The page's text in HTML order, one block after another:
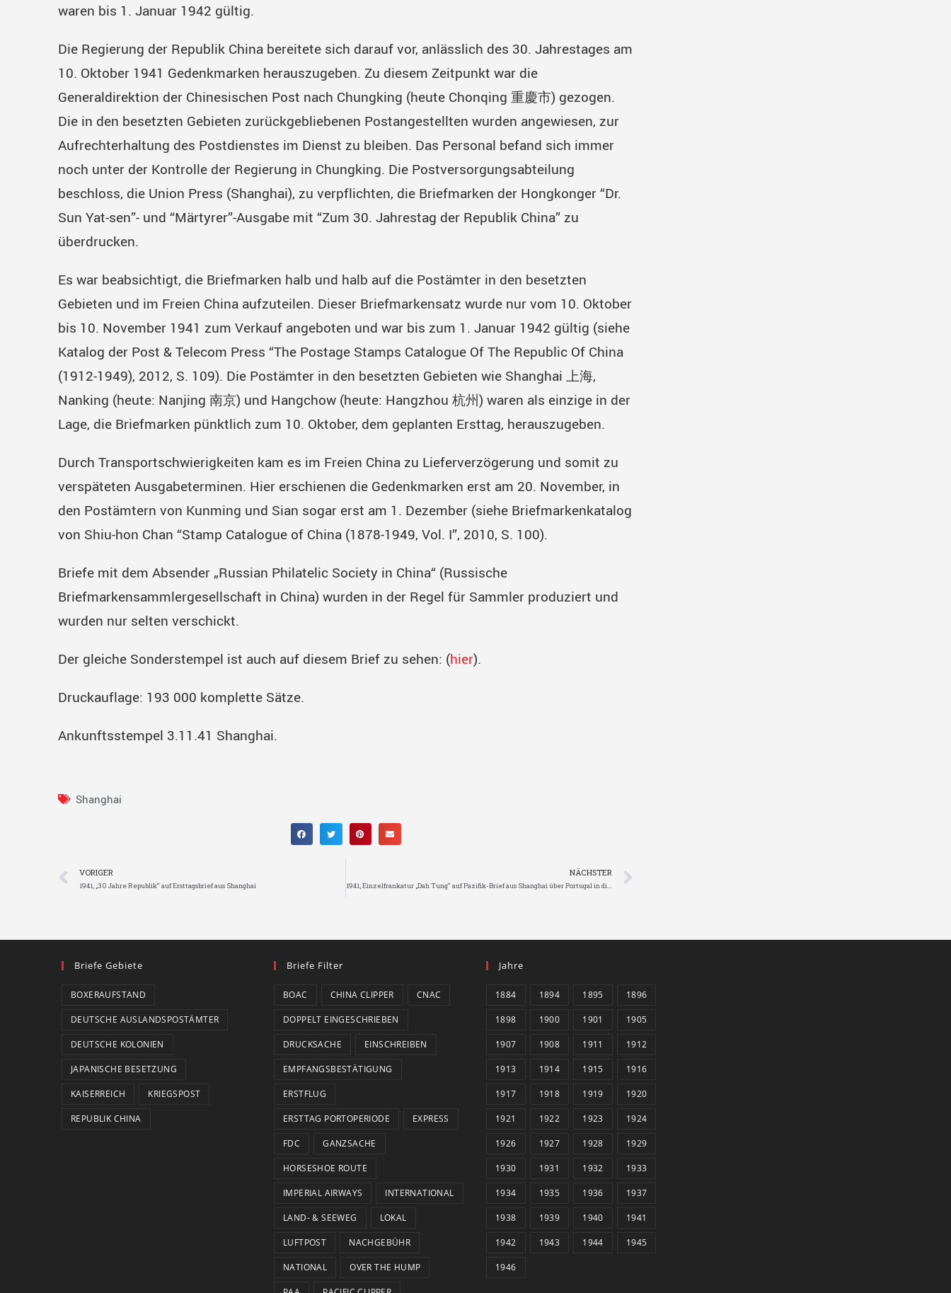
waren bis 1. Januar 1942 gültig.
Die Regierung der Republik China bereitete sich darauf vor, anlässlich des 30. Jahrestages am
10. Oktober 1941 Gedenkmarken herauszugeben. Zu diesem Zeitpunkt war die
Generaldirektion der Chinesischen Post nach Chungking (heute Chonqing 重慶市) gezogen.
Die in den besetzten Gebieten zurückgebliebenen Postangestellten wurden angewiesen, zur
Aufrechterhaltung des Postdienstes im Dienst zu bleiben. Das Personal befand sich immer
noch unter der Kontrolle der Regierung in Chungking. Die Postversorgungsabteilung
beschloss, die Union Press (Shanghai), zu verpflichten, die Briefmarken der Hongkonger “Dr.
Sun Yat-sen”- und “Märtyrer”-Ausgabe mit “Zum 30. Jahrestag der Republik China” zu
überdrucken.
Es war beabsichtigt, die Briefmarken halb und halb auf die Postämter in den besetzten
Gebieten und im Freien China aufzuteilen. Dieser Briefmarkensatz wurde nur vom 10. Oktober
bis 10. November 1941 zum Verkauf angeboten und war bis zum 1. Januar 1942 gültig (siehe
Katalog der Post & Telecom Press “The Postage Stamps Catalogue Of The Republic Of China
(1912-1949), 2012, S. 109). Die Postämter in den besetzten Gebieten wie Shanghai 上海,
Nanking (heute: Nanjing 南京) und Hangchow (heute: Hangzhou 杭州) waren als einzige in der
Lage, die Briefmarken pünktlich zum 10. Oktober, dem geplanten Ersttag, herauszugeben.
Durch Transportschwierigkeiten kam es im Freien China zu Lieferverzögerung und somit zu
verspäteten Ausgabeterminen. Hier erschienen die Gedenkmarken erst am 20. November, in
den Postämtern von Kunming und Sian sogar erst am 1. Dezember (siehe Briefmarkenkatalog
von Shiu-hon Chan “Stamp Catalogue of China (1878-1949, Vol. I”, 2010, S. 100).
Briefe mit dem Absender „Russian Philatelic Society in China“ (Russische
Briefmarkensammlergesellschaft in China) wurden in der Regel für Sammler produziert und
wurden nur selten verschickt.
Der gleiche Sonderstempel ist auch auf diesem Brief zu sehen: (hier).
Druckauflage: 193 000 komplette Sätze.
Ankunftsstempel 3.11.41 Shanghai.
Shanghai
VORIGER
1941, „30 Jahre Republik“ auf Ersttagsbrief aus Shanghai
NÄCHSTER
1941, Einzelfrankatur „Dah Tung“ auf Pazifik-Brief aus Shanghai über Portugal in die Schweiz
Briefe Gebiete
BOXERAUFSTAND
DEUTSCHE AUSLANDSPOSTÄMTER
DEUTSCHE KOLONIEN
JAPANISCHE BESETZUNG
KAISERREICH KRIEGSPOST
REPUBLIK CHINA
Briefe Filter
BOAC CHINA CLIPPER CNAC
DOPPELT EINGESCHRIEBEN
DRUCKSACHE EINSCHREIBEN
EMPFANGSBESTÄTIGUNG
ERSTFLUG
ERSTTAG PORTOPERIODE EXPRESS
FDC GANZSACHE
HORSESHOE ROUTE
IMPERIAL AIRWAYS INTERNATIONAL
LAND- & SEEWEG LOKAL
LUFTPOST NACHGEBÜHR
NATIONAL OVER THE HUMP
Jahre
1884 1894 1895 1896
1898 1900 1901 1905
1907 1908 1911 1912
1913 1914 1915 1916
1917 1918 1919 1920
1921 1922 1923 1924
1926 1927 1928 1929
1930 1931 1932 1933
1934 1935 1936 1937
1938 1939 1940 1941
1942 1943 1944 1945
1946